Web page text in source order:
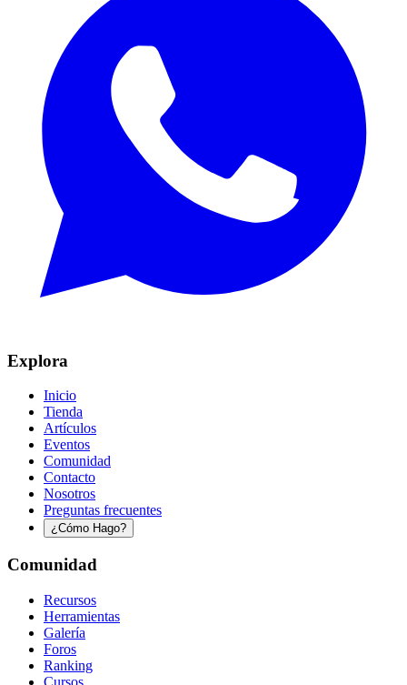
Explora
Inicio
Tienda
Artículos
Eventos
Comunidad
Contacto
Nosotros
Preguntas frecuentes
¿Cómo Hago?
Comunidad
Recursos
Herramientas
Galería
Foros
Ranking
Cursos